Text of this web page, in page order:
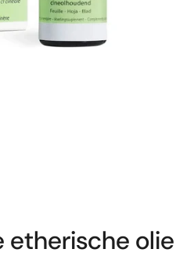
etherische olie